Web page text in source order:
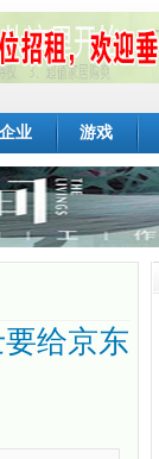
企业 游戏
给京东